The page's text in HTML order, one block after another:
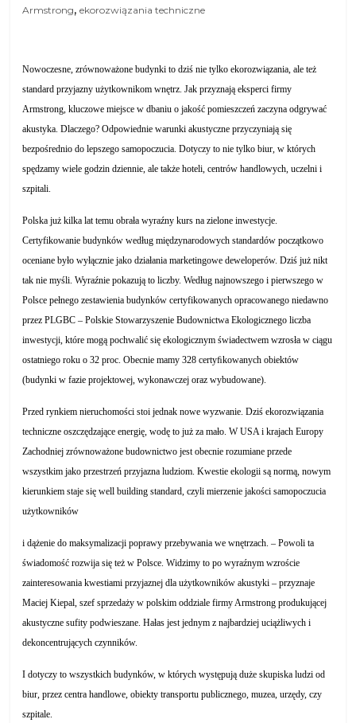
Armstrong,ekorozwiązania techniczne
Nowoczesne, zrównoważone budynki to dziś nie tylko ekorozwiązania, ale też
standard przyjazny użytkownikom wnętrz. Jak przyznają eksperci firmy
Armstrong, kluczowe miejsce w dbaniu o jakość pomieszczeń zaczyna odgrywać
akustyka. Dlaczego? Odpowiednie warunki akustyczne przyczyniają się
bezpośrednio do lepszego samopoczucia. Dotyczy to nie tylko biur, w których
spędzamy wiele godzin dziennie, ale także hoteli, centrów handlowych, uczelni i
szpitali.
Polska już kilka lat temu obrała wyraźny kurs na zielone inwestycje.
Certyfikowanie budynków według międzynarodowych standardów początkowo
oceniane było wyłącznie jako działania marketingowe deweloperów. Dziś już nikt
tak nie myśli. Wyraźnie pokazują to liczby. Według najnowszego i pierwszego w
Polsce pełnego zestawienia budynków certyfikowanych opracowanego niedawno
przez PLGBC – Polskie Stowarzyszenie Budownictwa Ekologicznego liczba
inwestycji, które mogą pochwalić się ekologicznym świadectwem wzrosła w ciągu
ostatniego roku o 32 proc. Obecnie mamy 328 certyﬁkowanych obiektów
(budynki w fazie projektowej, wykonawczej oraz wybudowane).
Przed rynkiem nieruchomości stoi jednak nowe wyzwanie. Dziś ekorozwiązania
techniczne oszczędzające energię, wodę to już za mało. W USA i krajach Europy
Zachodniej zrównoważone budownictwo jest obecnie rozumiane przede
wszystkim jako przestrzeń przyjazna ludziom. Kwestie ekologii są normą, nowym
kierunkiem staje się well building standard, czyli mierzenie jakości samopoczucia
użytkowników
i dążenie do maksymalizacji poprawy przebywania we wnętrzach. – Powoli ta
świadomość rozwija się też w Polsce. Widzimy to po wyraźnym wzroście
zainteresowania kwestiami przyjaznej dla użytkowników akustyki – przyznaje
Maciej Kiepal, szef sprzedaży w polskim oddziale firmy Armstrong produkującej
akustyczne sufity podwieszane. Hałas jest jednym z najbardziej uciążliwych i
dekoncentrujących czynników.
I dotyczy to wszystkich budynków, w których występują duże skupiska ludzi od
biur, przez centra handlowe, obiekty transportu publicznego, muzea, urzędy, czy
szpitale.